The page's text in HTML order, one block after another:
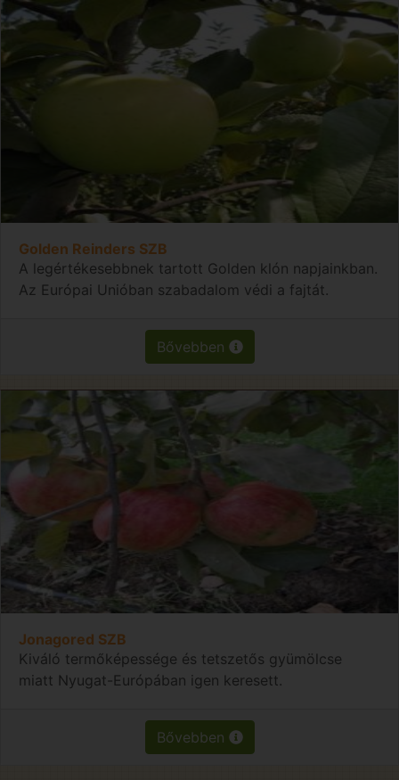
Golden Reinders SZB
A legértékesebbnek tartott Golden klón napjainkban.
Az Európai Unióban szabadalom védi a fajtát.
Bővebben
Jonagored SZB
Kiváló termőképessége és tetszetős gyümölcse
miatt Nyugat-Európában igen keresett.
Bővebben